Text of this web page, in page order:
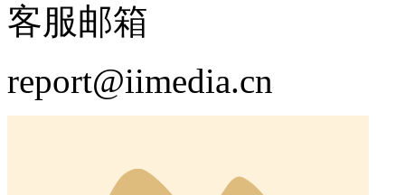
客服邮箱
report@iimedia.cn